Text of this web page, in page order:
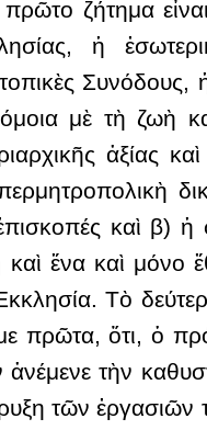
ζήτημα
ἡ
Συνόδους,
μὲ τὴ ζωὴ
ἀξίας
καὶ β) ἡ
ἕνα καὶ μόνο
Τὸ
πρῶτα, ὅτι, ὁ
τὴν
τῶν